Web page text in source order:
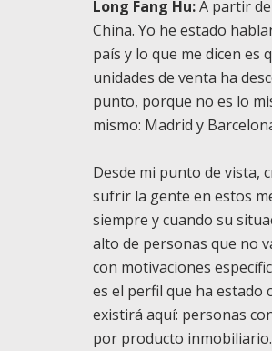
Long Fang Hu:A partir
China. Yo he estado
país y lo que me dicen es
unidades de venta ha
punto, porque no es lo
mismo: Madrid y
Desde mi punto de vista,
sufrir la gente en estos
siempre y cuando su
alto de personas que no
con motivaciones
es el perfil que ha estado
existirá aquí: personas
por producto inmobiliario.